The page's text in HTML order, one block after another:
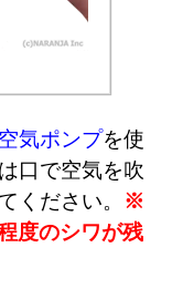
気ポンプを使
口で空気を吹
ください。 ※
度のシワが残